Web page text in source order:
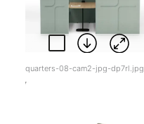
quarters-08-cam2-jpg-dp7rl.jpg